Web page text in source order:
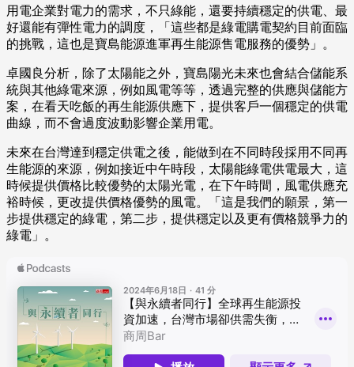
用電企業對電力的需求，不只綠能，還要持續穩定的供電、最
好還能有彈性電力的調度，「這些都是綠電購電契約目前面臨
的挑戰，這也是寶島能源進軍再生能源售電服務的優勢」。
卓國良分析，除了太陽能之外，寶島陽光未來也會結合儲能系
統與其他綠電來源，例如風電等等，透過完整的供應與儲能方
案，在看天吃飯的再生能源供應下，提供客戶一個穩定的供電
曲線，而不會過度波動影響企業用電。
未來在台灣達到穩定供電之後，能做到在不同時段採用不同再
生能源的來源，例如接近中午時段，太陽能綠電供電最大，這
時候提供價格比較優勢的太陽光電，在下午時間，風電供應充
裕時候，更改提供價格優勢的風電。「這是我們的願景，第一
步提供穩定的綠電，第二步，提供穩定以及更有價格競爭力的
綠電」。